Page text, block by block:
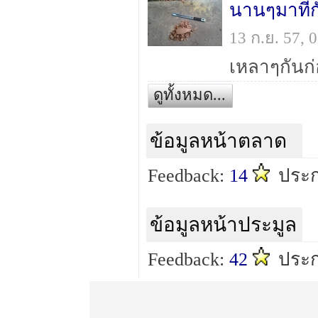
นานๆมาที
13 ก.ย. 57,
เหลาๆกัน
ดูทั้งหมด...
ข้อมูลหน้าตลาด
Feedback: 14 ประ
ข้อมูลหน้าประมูล
Feedback: 42 ประ